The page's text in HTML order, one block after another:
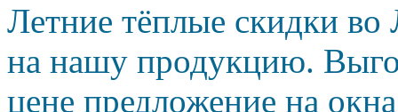
Летние тёплые скидки во
на нашу продукцию.
цене предложение на